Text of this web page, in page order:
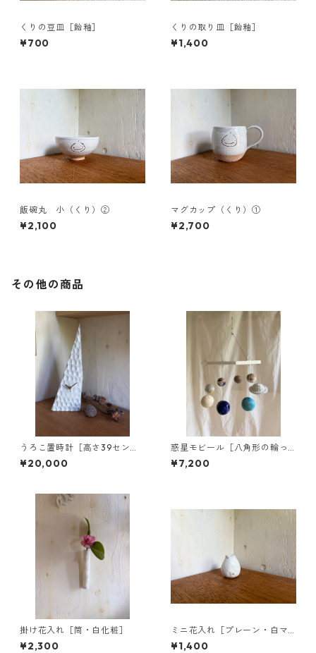
くりの豆皿［飴釉］
¥700
くりの取り皿［飴釉］
¥1,400
飯碗丸 小（くり）②
¥2,100
マグカップ（くり）①
¥2,700
その他の商品
うろこ置時計［高さ39セン
チ］
¥20,000
惑星モビール［八角形の輪っ
か］
¥7,200
掛け花入れ［筒・白化粧］
¥2,300
ミニ花入れ［プレーン・白マ
ット］
¥1,400